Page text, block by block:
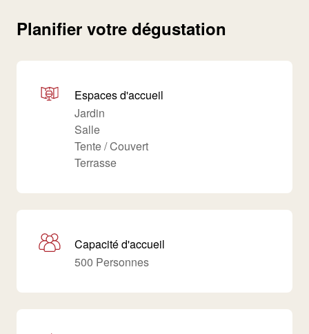
Planifier votre dégustation
Espaces d'accueil
Jardin
Salle
Tente / Couvert
Terrasse
Capacité d'accueil
500 Personnes